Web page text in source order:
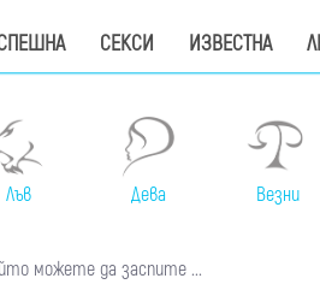
СЕКСИ ИЗВЕСТНА
Лъв Дева Везни
можете да заспите ...